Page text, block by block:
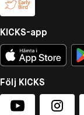
KICKS-app
Följ KICKS